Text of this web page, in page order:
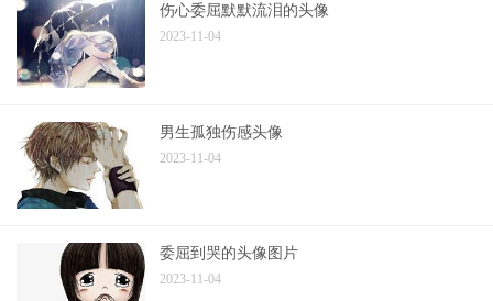
伤心委屈默默流泪的头像
2023-11-04
男生孤独伤感头像
2023-11-04
委屈到哭的头像图片
2023-11-04